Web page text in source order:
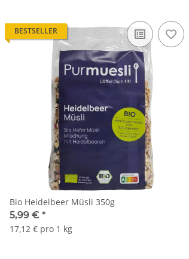
BESTSELLER
Bio Heidelbeer Müsli 350g
5,99 € *
17,12 € pro 1 kg